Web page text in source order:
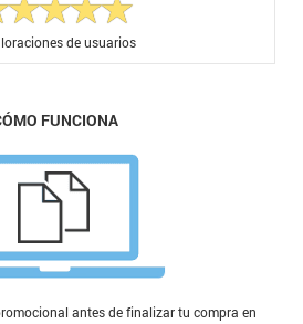
de usuarios
FUNCIONA
antes de finalizar tu compra en